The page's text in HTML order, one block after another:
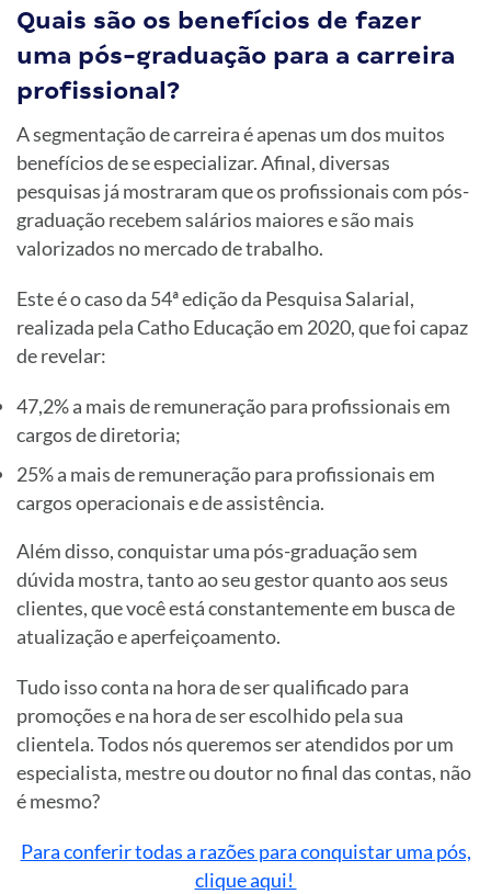
Quais são os benefícios de fazer
uma pós-graduação para a carreira
profissional?
A segmentação de carreira é apenas um dos muitos
benefícios de se especializar. Afinal, diversas
pesquisas já mostraram que os profissionais com pós-
graduação recebem salários maiores e são mais
valorizados no mercado de trabalho.
Este é o caso da 54ª edição da Pesquisa Salarial,
realizada pela Catho Educação em 2020, que foi capaz
de revelar:
47,2% a mais de remuneração para profissionais em
cargos de diretoria;
25% a mais de remuneração para profissionais em
cargos operacionais e de assistência.
Além disso, conquistar uma pós-graduação sem
dúvida mostra, tanto ao seu gestor quanto aos seus
clientes, que você está constantemente em busca de
atualização e aperfeiçoamento.
Tudo isso conta na hora de ser qualificado para
promoções e na hora de ser escolhido pela sua
clientela. Todos nós queremos ser atendidos por um
especialista, mestre ou doutor no final das contas, não
é mesmo?
Para conferir todas a razões para conquistar uma pós,
clique aqui!